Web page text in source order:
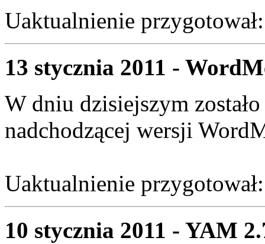
Uaktualnienie
13 stycznia 2011 -
W dniu dzisiejszym
nadchodzącej wersji
Uaktualnienie
10 stycznia 2011 - YAM